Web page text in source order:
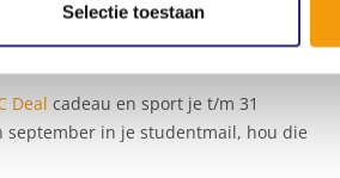
Selectie toestaan
van Inholland
Deal cadeau en sport je t/m 31
september in je studentmail, hou die